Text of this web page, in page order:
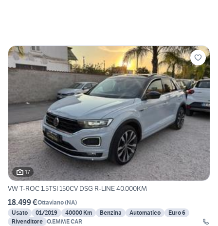
17
VW T-ROC 1.5TSI 150CV DSG R-LINE 40.000KM
18.499 €Ottaviano(NA)
Usato
01/2019 40000 Km Benzina Automatico
Euro 6
Rivenditore O.EMME CAR